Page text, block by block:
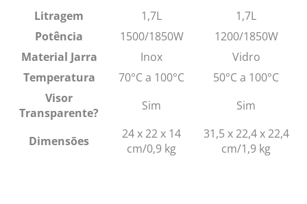
Litragem 1,7L
1,7L
Potência
1500/1850W
1200/1850W
Material Jarra
Inox
Vidro
Temperatura
70°C a 100°C
50°C a 100°C
Visor
Transparente?
Sim Sim
Dimensões
24 x 22 x 14
cm/0,9 kg
31,5 x 22,4 x 22,4
cm/1,9 kg